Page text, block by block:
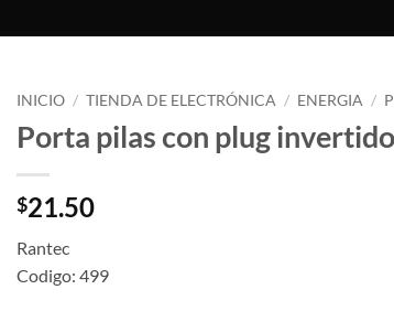
INICIO / TIENDA DE ELECTRÓNICA / ENERGIA /
Porta pilas con plug
$21.50
Rantec
Codigo: 499